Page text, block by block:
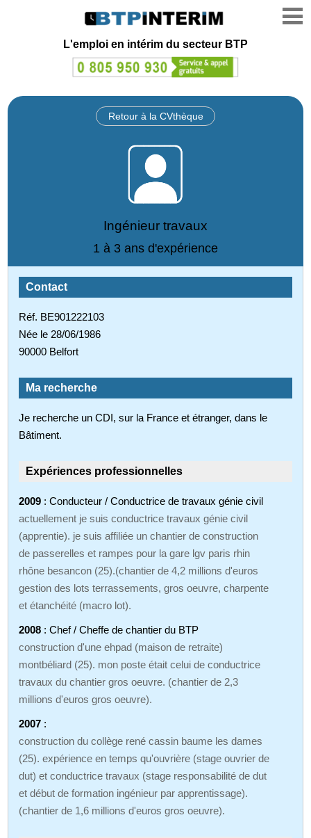
L'emploi en intérim du secteur BTP
Retour à la CVthèque
Ingénieur travaux
1 à 3 ans d'expérience
Contact
Réf. BE901222103
Née le 28/06/1986
90000 Belfort
Ma recherche
Je recherche un CDI, sur la France et étranger, dans le
Bâtiment.
Expériences professionnelles
2009 : Conducteur / Conductrice de travaux génie civil
actuellement je suis conductrice travaux génie civil
(apprentie). je suis affiliée un chantier de construction
de passerelles et rampes pour la gare lgv paris rhin
rhône besancon (25).(chantier de 4,2 millions d'euros
gestion des lots terrassements, gros oeuvre, charpente
et étanchéité (macro lot).
2008 : Chef / Cheffe de chantier du BTP
construction d'une ehpad (maison de retraite)
montbéliard (25). mon poste était celui de conductrice
travaux du chantier gros oeuvre. (chantier de 2,3
millions d'euros gros oeuvre).
2007 :
construction du collège rené cassin baume les dames
(25). expérience en temps qu'ouvrière (stage ouvrier de
dut) et conductrice travaux (stage responsabilité de dut
et début de formation ingénieur par apprentissage).
(chantier de 1,6 millions d'euros gros oeuvre).